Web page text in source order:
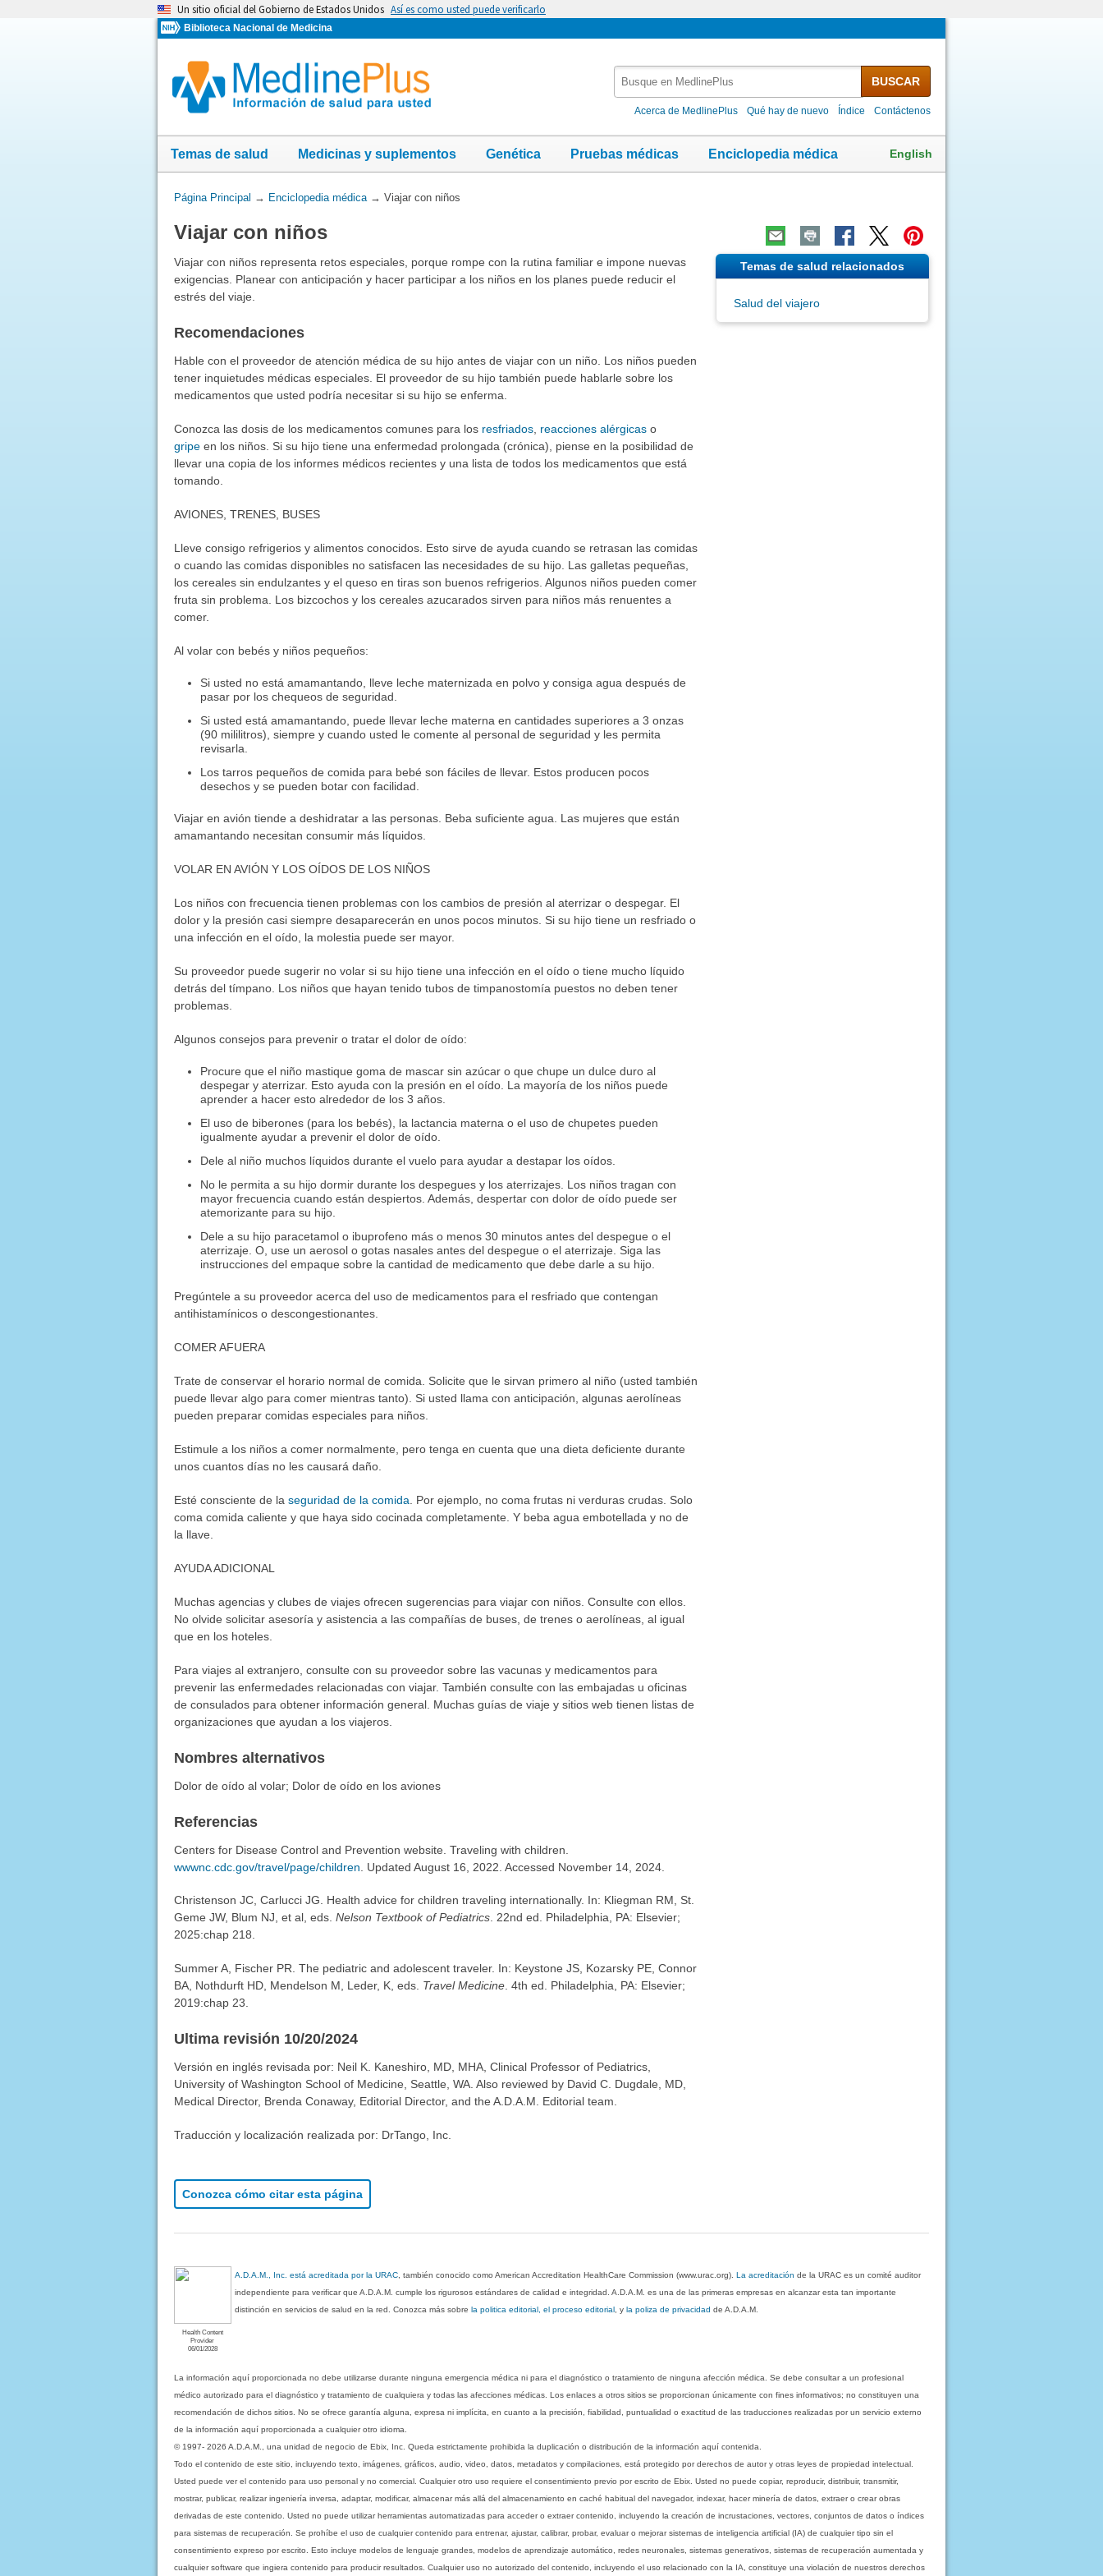
Un sitio oficial del Gobierno de Estados Unidos Así es como usted puede verificarlo
Biblioteca Nacional de Medicina
MedlinePlus
BUSCAR
Acerca de MedlinePlus Qué hay de nuevo Índice Contáctenos
Temas de salud Medicinas y suplementos Genética Pruebas médicas Enciclopedia médica English
Usted
aquí:
Página Principal → Enciclopedia médica→ Viajar con niños
Viajar con niños
Viajar con niños representa retos especiales, porque rompe con la rutina familiar e impone nuevas
exigencias. Planear con anticipación y hacer participar a los niños en los planes puede reducir el
estrés del viaje.
Recomendaciones
Hable con el proveedor de atención médica de su hijo antes de viajar con un niño. Los niños pueden
tener inquietudes médicas especiales. El proveedor de su hijo también puede hablarle sobre los
medicamentos que usted podría necesitar si su hijo se enferma.
Conozca las dosis de los medicamentos comunes para los resfriados, reacciones alérgicaso
gripeen los niños. Si su hijo tiene una enfermedad prolongada (crónica), piense en la posibilidad de
llevar una copia de los informes médicos recientes y una lista de todos los medicamentos que está
tomando.
AVIONES, TRENES, BUSES
Lleve consigo refrigerios y alimentos conocidos. Esto sirve de ayuda cuando se retrasan las comidas
o cuando las comidas disponibles no satisfacen las necesidades de su hijo. Las galletas pequeñas,
los cereales sin endulzantes y el queso en tiras son buenos refrigerios. Algunos niños pueden comer
fruta sin problema. Los bizcochos y los cereales azucarados sirven para niños más renuentes a
comer.
Al volar con bebés y niños pequeños:
Si usted no está amamantando, lleve leche maternizada en polvo y consiga agua después de
pasar por los chequeos de seguridad.
Si usted está amamantando, puede llevar leche materna en cantidades superiores a 3 onzas
(90 mililitros), siempre y cuando usted le comente al personal de seguridad y les permita
revisarla.
Los tarros pequeños de comida para bebé son fáciles de llevar. Estos producen pocos
desechos y se pueden botar con facilidad.
Viajar en avión tiende a deshidratar a las personas. Beba suficiente agua. Las mujeres que están
amamantando necesitan consumir más líquidos.
VOLAR EN AVIÓN Y LOS OÍDOS DE LOS NIÑOS
Los niños con frecuencia tienen problemas con los cambios de presión al aterrizar o despegar. El
dolor y la presión casi siempre desaparecerán en unos pocos minutos. Si su hijo tiene un resfriado o
una infección en el oído, la molestia puede ser mayor.
Su proveedor puede sugerir no volar si su hijo tiene una infección en el oído o tiene mucho líquido
detrás del tímpano. Los niños que hayan tenido tubos de timpanostomía puestos no deben tener
problemas.
Algunos consejos para prevenir o tratar el dolor de oído:
Procure que el niño mastique goma de mascar sin azúcar o que chupe un dulce duro al
despegar y aterrizar. Esto ayuda con la presión en el oído. La mayoría de los niños puede
aprender a hacer esto alrededor de los 3 años.
El uso de biberones (para los bebés), la lactancia materna o el uso de chupetes pueden
igualmente ayudar a prevenir el dolor de oído.
Dele al niño muchos líquidos durante el vuelo para ayudar a destapar los oídos.
No le permita a su hijo dormir durante los despegues y los aterrizajes. Los niños tragan con
mayor frecuencia cuando están despiertos. Además, despertar con dolor de oído puede ser
atemorizante para su hijo.
Dele a su hijo paracetamol o ibuprofeno más o menos 30 minutos antes del despegue o el
aterrizaje. O, use un aerosol o gotas nasales antes del despegue o el aterrizaje. Siga las
instrucciones del empaque sobre la cantidad de medicamento que debe darle a su hijo.
Pregúntele a su proveedor acerca del uso de medicamentos para el resfriado que contengan
antihistamínicos o descongestionantes.
COMER AFUERA
Trate de conservar el horario normal de comida. Solicite que le sirvan primero al niño (usted también
puede llevar algo para comer mientras tanto). Si usted llama con anticipación, algunas aerolíneas
pueden preparar comidas especiales para niños.
Estimule a los niños a comer normalmente, pero tenga en cuenta que una dieta deficiente durante
unos cuantos días no les causará daño.
Esté consciente de la seguridad de la comida . Por ejemplo, no coma frutas ni verduras crudas. Solo
coma comida caliente y que haya sido cocinada completamente. Y beba agua embotellada y no de
la llave.
AYUDA ADICIONAL
Muchas agencias y clubes de viajes ofrecen sugerencias para viajar con niños. Consulte con ellos.
No olvide solicitar asesoría y asistencia a las compañías de buses, de trenes o aerolíneas, al igual
que en los hoteles.
Para viajes al extranjero, consulte con su proveedor sobre las vacunas y medicamentos para
prevenir las enfermedades relacionadas con viajar. También consulte con las embajadas u oficinas
de consulados para obtener información general. Muchas guías de viaje y sitios web tienen listas de
organizaciones que ayudan a los viajeros.
Nombres alternativos
Dolor de oído al volar; Dolor de oído en los aviones
Referencias
Centers for Disease Control and Prevention website. Traveling with children.
wwwnc.cdc.gov/travel/page/children . Updated August 16, 2022. Accessed November 14, 2024.
Christenson JC, Carlucci JG. Health advice for children traveling internationally. In: Kliegman RM, St.
Geme JW, Blum NJ, et al, eds. Nelson Textbook of Pediatrics. 22nd ed. Philadelphia, PA: Elsevier;
2025:chap 218.
Summer A, Fischer PR. The pediatric and adolescent traveler. In: Keystone JS, Kozarsky PE, Connor
BA, Nothdurft HD, Mendelson M, Leder, K, eds. Travel Medicine. 4th ed. Philadelphia, PA: Elsevier;
2019:chap 23.
Ultima revisión 10/20/2024
Versión en inglés revisada por: Neil K. Kaneshiro, MD, MHA, Clinical Professor of Pediatrics,
University of Washington School of Medicine, Seattle, WA. Also reviewed by David C. Dugdale, MD,
Medical Director, Brenda Conaway, Editorial Director, and the A.D.A.M. Editorial team.
Traducción y localización realizada por: DrTango, Inc.
Conozca cómo citar esta página
Temas de salud relacionados
Salud del viajero
Health Content
Provider
06/01/2028
A.D.A.M., Inc. está acreditada por la URAC , también conocido como American Accreditation HealthCare Commission (www.urac.org).La acreditación de la URAC es un comité auditor
independiente para verificar que A.D.A.M. cumple los rigurosos estándares de calidad e integridad. A.D.A.M. es una de las primeras empresas en alcanzar esta tan importante
distinción en servicios de salud en la red. Conozca más sobrela politica editorial, el proceso editorial , yla poliza de privacidad de A.D.A.M.
La información aquí proporcionada no debe utilizarse durante ninguna emergencia médica ni para el diagnóstico o tratamiento de ninguna afección médica. Se debe consultar a un profesional
médico autorizado para el diagnóstico y tratamiento de cualquiera y todas las afecciones médicas. Los enlaces a otros sitios se proporcionan únicamente con fines informativos; no constituyen una
recomendación de dichos sitios. No se ofrece garantía alguna, expresa ni implícita, en cuanto a la precisión, fiabilidad, puntualidad o exactitud de las traducciones realizadas por un servicio externo
de la información aquí proporcionada a cualquier otro idioma.
© 1997- 2026 A.D.A.M., una unidad de negocio de Ebix, Inc. Queda estrictamente prohibida la duplicación o distribución de la información aquí contenida.
Todo el contenido de este sitio, incluyendo texto, imágenes, gráficos, audio, video, datos, metadatos y compilaciones, está protegido por derechos de autor y otras leyes de propiedad intelectual.
Usted puede ver el contenido para uso personal y no comercial. Cualquier otro uso requiere el consentimiento previo por escrito de Ebix. Usted no puede copiar, reproducir, distribuir, transmitir,
mostrar, publicar, realizar ingeniería inversa, adaptar, modificar, almacenar más allá del almacenamiento en caché habitual del navegador, indexar, hacer minería de datos, extraer o crear obras
derivadas de este contenido. Usted no puede utilizar herramientas automatizadas para acceder o extraer contenido, incluyendo la creación de incrustaciones, vectores, conjuntos de datos o índices
para sistemas de recuperación. Se prohíbe el uso de cualquier contenido para entrenar, ajustar, calibrar, probar, evaluar o mejorar sistemas de inteligencia artificial (IA) de cualquier tipo sin el
consentimiento expreso por escrito. Esto incluye modelos de lenguaje grandes, modelos de aprendizaje automático, redes neuronales, sistemas generativos, sistemas de recuperación aumentada y
cualquier software que ingiera contenido para producir resultados. Cualquier uso no autorizado del contenido, incluyendo el uso relacionado con la IA, constituye una violación de nuestros derechos